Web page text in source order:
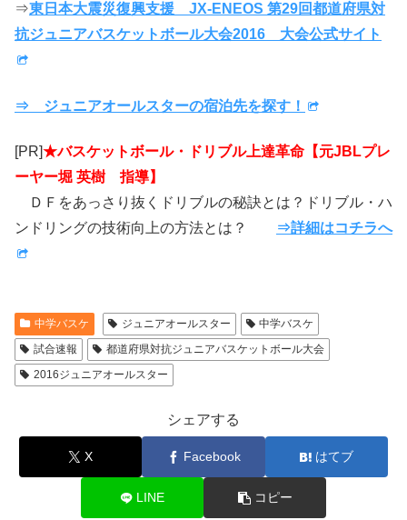
⇒東日本大震災復興支援 JX-ENEOS 第29回都道府県対
抗ジュニアバスケットボール大会2016 大会公式サイト
⇒ ジュニアオールスターの宿泊先を探す！
[PR]★バスケットボール・ドリブル上達革命【元JBLプレ
ーヤー堀 英樹 指導】
ＤＦをあっさり抜くドリブルの秘訣とは？ドリブル・ハ
ンドリングの技術向上の方法とは？
⇒詳細はコチラへ
中学バスケ ジュニアオールスター
中学バスケ
試合速報
都道府県対抗ジュニアバスケットボール大会
2016ジュニアオールスター
シェアする
X Facebook はてブ
LINE コピー